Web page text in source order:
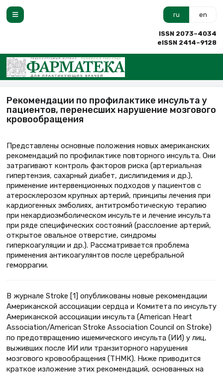
ru en
ISSN 2073–4034
eISSN 2414–9128
Рекомендации по профилактике инсульта у
пациентов, перенесших нарушение мозгового
кровообращения
Представлены основные положения новых американских
рекомендаций по профилактике повторного инсульта. Они
затрагивают контроль факторов риска (артериальная
гипертензия, сахарный диабет, дислипидемия и др.),
применение интервенционных подходов у пациентов с
атеросклерозом крупных артерий, принципы лечения при
кардиогенных эмболиях, антитромботическую терапию
при некардиоэмболическом инсульте и лечение инсульта
при ряде специфических состояний (расслоение артерий,
открытое овальное отверстие, синдромы
гиперкоагуляции и др.). Рассматривается проблема
применения антикоагулянтов после церебральной
геморрагии.
В журнале Stroke [1] опубликованы новые рекомендации
Американской ассоциации сердца и Комитета по инсульту
Американской ассоциации инсульта (American Heart
Association/American Stroke Association Council on Stroke)
по предотвращению ишемического инсульта (ИИ) у лиц,
выживших после ИИ или транзиторного нарушения
мозгового кровообращения (ТНМК). Ниже приводится
краткое изложение этих рекомендаций, основанных на